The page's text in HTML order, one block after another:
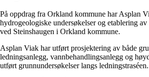
På oppdrag fra Orkland kommune har Asplan
hydrogeologiske undersøkelser og etablering
ved Steinshaugen i Orkland kommune.
Asplan Viak har utført prosjektering av både
ledningsanlegg, vannbehandlingsanlegg og
utført grunnundersøkelser langs ledningstraséen.